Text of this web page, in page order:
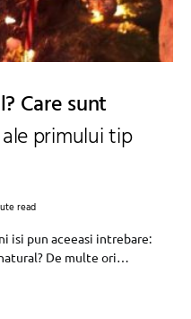
Care sunt
primului tip
read
isi pun aceeasi intrebare:
De multe ori…